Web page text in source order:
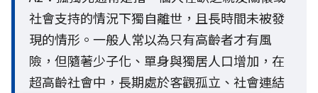
社會支持的情況下獨自離世，且長時間未被發
現的情形。一般人常以為只有高齡者才有風
險，但隨著少子化、單身與獨居人口增加，在
超高齡社會中，長期處於客觀孤立、社會連結